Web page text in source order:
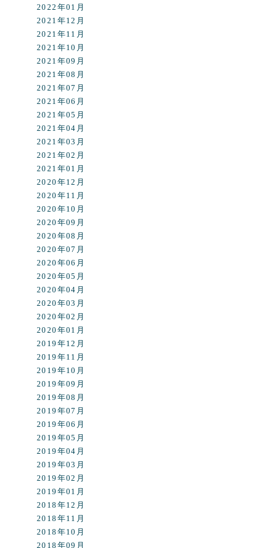
2022年01月
2021年12月
2021年11月
2021年10月
2021年09月
2021年08月
2021年07月
2021年06月
2021年05月
2021年04月
2021年03月
2021年02月
2021年01月
2020年12月
2020年11月
2020年10月
2020年09月
2020年08月
2020年07月
2020年06月
2020年05月
2020年04月
2020年03月
2020年02月
2020年01月
2019年12月
2019年11月
2019年10月
2019年09月
2019年08月
2019年07月
2019年06月
2019年05月
2019年04月
2019年03月
2019年02月
2019年01月
2018年12月
2018年11月
2018年10月
2018年09月